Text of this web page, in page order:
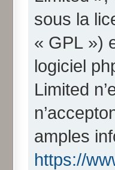
sous la
« GPL »)
logiciel
Limited
amples
https://